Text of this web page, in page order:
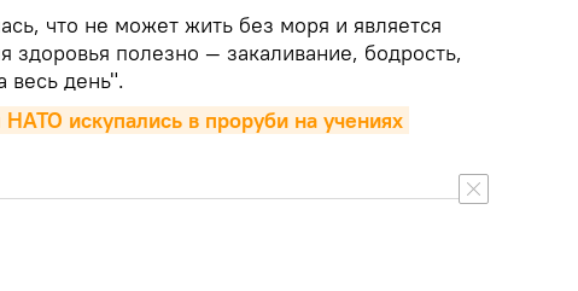
что не может жить без моря и является
полезно — закаливание, бодрость,
весь день".
искупались в проруби на учениях